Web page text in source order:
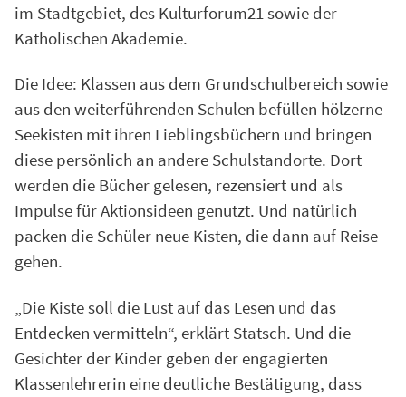
im Stadtgebiet, des Kulturforum21 sowie der
Katholischen Akademie.
Die Idee: Klassen aus dem Grund­schulbereich sowie
aus den weiterführenden Schulen befüllen hölzerne
Seekisten mit ihren Lieblingsbüchern und bringen
diese persönlich an andere Schulstandorte. Dort
werden die Bücher gelesen, rezensiert und als
Impulse für Aktionsideen ge­nutzt. Und natürlich
packen die Schüler neue Kisten, die dann auf Reise
gehen.
„Die Kiste soll die Lust auf das Lesen und das
Entdecken vermitteln“, erklärt Statsch. Und die
Gesichter der Kinder geben der engagierten
Klassenlehrerin eine deutliche Bestätigung, dass